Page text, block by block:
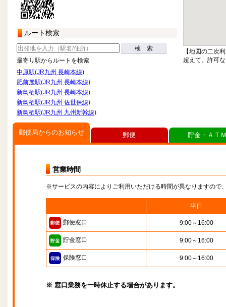
ルート検索
検 索
最寄り駅からルートを検索
中原駅(JR九州 長崎本線)
肥前麓駅(JR九州 長崎本線)
新鳥栖駅(JR九州 長崎本線)
新鳥栖駅(JR九州 佐世保線)
新鳥栖駅(JR九州 九州新幹線)
【地図の二次
超えて、許可
郵便局からのお知らせ
営業時間
※サービスの内容によりご利用いただける時間が異なりますので
平日
郵便窓口 9:00～16:00
貯金窓口 9:00～16:00
保険窓口 9:00～16:00
※ 窓口業務を一時休止する場合があります。
郵便 貯金・ＡＴ